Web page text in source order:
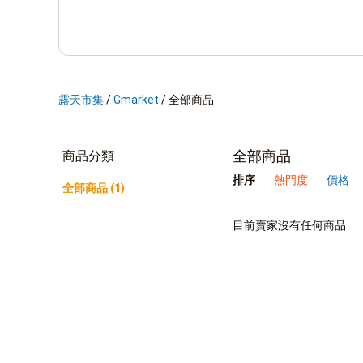
露天市集/Gmarket /全部商品
商品分類
全部商品 (1)
全部商品
排序 熱門度 價格
目前賣家沒有任何商品